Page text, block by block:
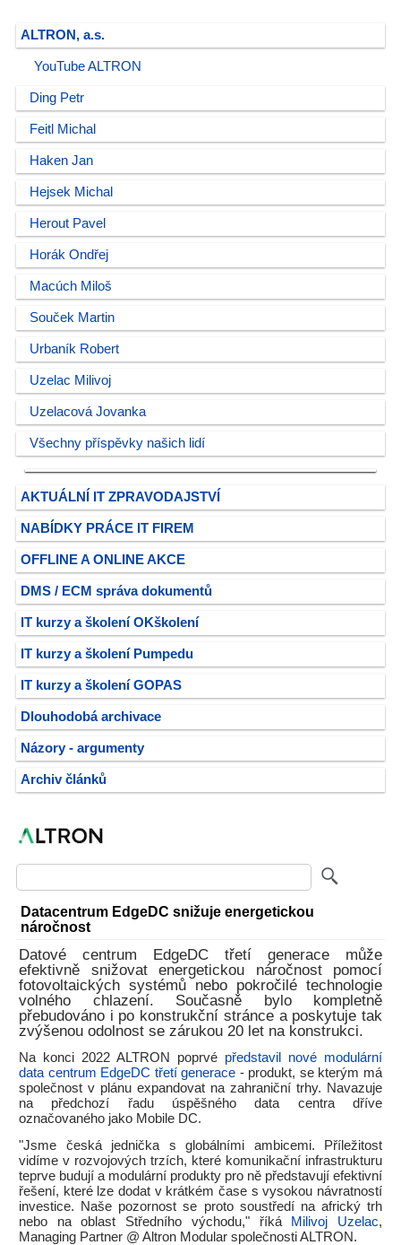
ALTRON, a.s.
YouTube ALTRON
Ding Petr
Feitl Michal
Haken Jan
Hejsek Michal
Herout Pavel
Horák Ondřej
Macúch Miloš
Souček Martin
Urbaník Robert
Uzelac Milivoj
Uzelacová Jovanka
Všechny příspěvky našich lidí
AKTUÁLNÍ IT ZPRAVODAJSTVÍ
NABÍDKY PRÁCE IT FIREM
OFFLINE A ONLINE AKCE
DMS / ECM správa dokumentů
IT kurzy a školení OKškolení
IT kurzy a školení Pumpedu
IT kurzy a školení GOPAS
Dlouhodobá archivace
Názory - argumenty
Archiv článků
Datacentrum EdgeDC snižuje energetickou
náročnost
Datové centrum EdgeDC třetí generace může
efektivně snižovat energetickou náročnost pomocí
fotovoltaických systémů nebo pokročilé technologie
volného chlazení. Současně bylo kompletně
přebudováno i po konstrukční stránce a poskytuje tak
zvýšenou odolnost se zárukou 20 let na konstrukci.
Na konci 2022 ALTRON poprvé představil nové modulární
data centrum EdgeDC třetí generace - produkt, se kterým má
společnost v plánu expandovat na zahraniční trhy. Navazuje
na předchozí řadu úspěšného data centra dříve
označovaného jako Mobile DC.
"Jsme česká jednička s globálními ambicemi. Příležitost
vidíme v rozvojových trzích, které komunikační infrastrukturu
teprve budují a modulární produkty pro ně představují efektivní
řešení, které lze dodat v krátkém čase s vysokou návratností
investice. Naše pozornost se proto soustředí na africký trh
nebo na oblast Středního východu," říká
Milivoj Uzelac,
Managing Partner @ Altron Modular společnosti ALTRON.